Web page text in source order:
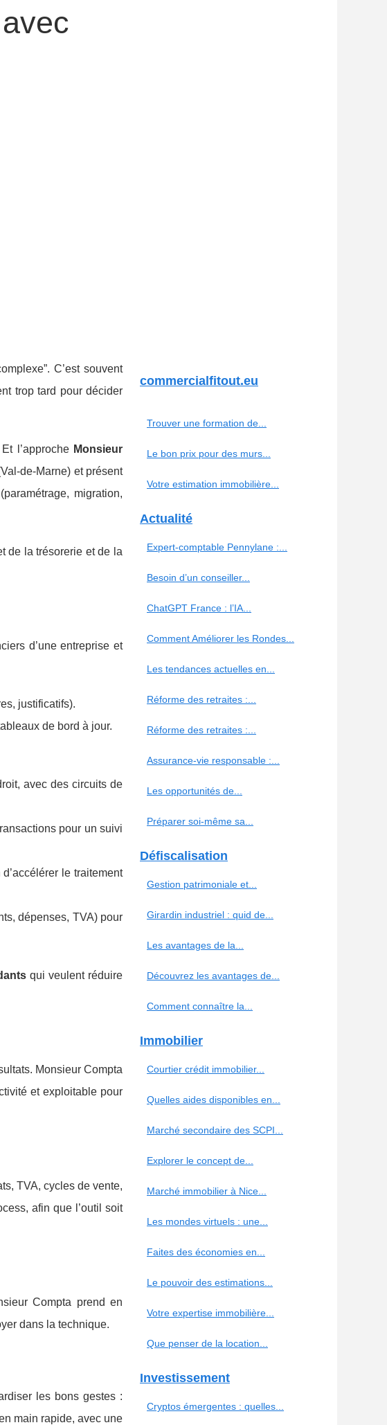
C’est souvent
trop tard pour décider
l’approche Monsieur
de-Marne) et présent
(paramétrage, migration,
de la trésorerie et de la
d’une entreprise et
justificatifs).
de bord à jour.
avec des circuits de
pour un suivi
le traitement
dépenses, TVA) pour
qui veulent réduire
Monsieur Compta
et exploitable pour
TVA, cycles de vente,
afin que l’outil soit
Compta prend en
dans la technique.
les bons gestes :
main rapide, avec une
commercialfitout.eu
Trouver une formation de...
Le bon prix pour des murs...
Votre estimation immobilière...
Actualité
Expert-comptable Pennylane :...
Besoin d’un conseiller...
ChatGPT France : l’IA...
Comment Améliorer les Rondes...
Les tendances actuelles en...
Réforme des retraites :...
Réforme des retraites :...
Assurance-vie responsable :...
Les opportunités de...
Préparer soi-même sa...
Défiscalisation
Gestion patrimoniale et...
Girardin industriel : quid de...
Les avantages de la...
Découvrez les avantages de...
Comment connaître la...
Immobilier
Courtier crédit immobilier...
Quelles aides disponibles en...
Marché secondaire des SCPI...
Explorer le concept de...
Marché immobilier à Nice...
Les mondes virtuels : une...
Faites des économies en...
Le pouvoir des estimations...
Votre expertise immobilière...
Que penser de la location...
Investissement
Cryptos émergentes : quelles...